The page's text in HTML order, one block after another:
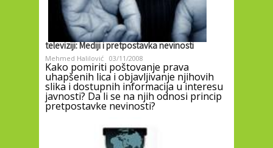
televiziji: Mediji i pretpostavka nevinosti
Mehmed Halilović 03/11/2008
Kako pomiriti poštovanje prava
uhapšenih lica i objavljivanje njihovih
slika i dostupnih informacija u interesu
javnosti? Da li se na njih odnosi princip
pretpostavke nevinosti?